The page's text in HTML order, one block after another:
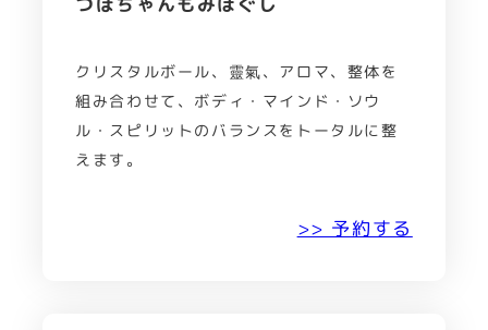
クリスタルボール、靈氣、アロマ、整体を
組み合わせて、ボディ・マインド・ソウ
ル・スピリットのバランスをトータルに整
えます。
>> 予約する